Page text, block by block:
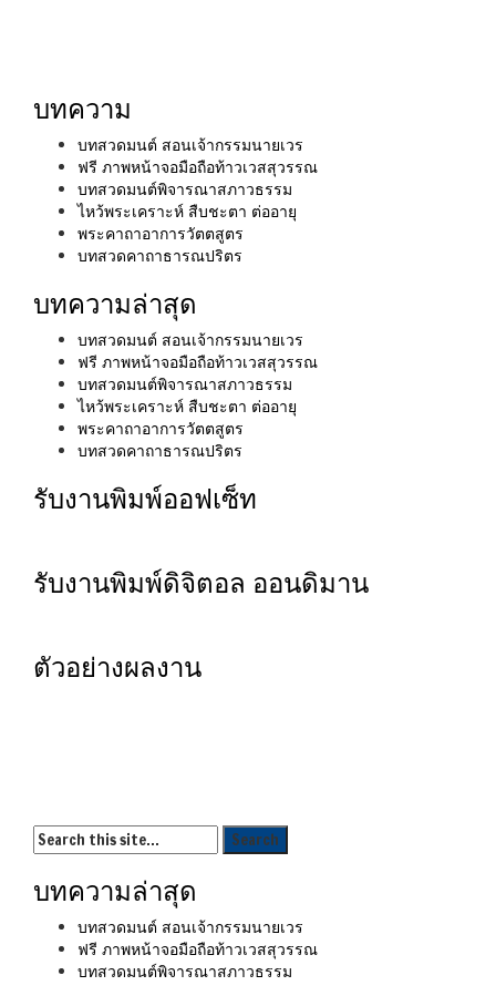
บทความ
บทสวดมนต์ สอนเจ้ากรรมนายเวร
ฟรี ภาพหน้าจอมือถือท้าวเวสสุวรรณ
บทสวดมนต์พิจารณาสภาวธรรม
ไหว้พระเคราะห์ สืบชะตา ต่ออายุ
พระคาถาอาการวัตตสูตร
บทสวดคาถาธารณปริตร
บทความล่าสุด
บทสวดมนต์ สอนเจ้ากรรมนายเวร
ฟรี ภาพหน้าจอมือถือท้าวเวสสุวรรณ
บทสวดมนต์พิจารณาสภาวธรรม
ไหว้พระเคราะห์ สืบชะตา ต่ออายุ
พระคาถาอาการวัตตสูตร
บทสวดคาถาธารณปริตร
รับงานพิมพ์ออฟเซ็ท
รับงานพิมพ์ดิจิตอล ออนดิมาน
ตัวอย่างผลงาน
บทความล่าสุด
บทสวดมนต์ สอนเจ้ากรรมนายเวร
ฟรี ภาพหน้าจอมือถือท้าวเวสสุวรรณ
บทสวดมนต์พิจารณาสภาวธรรม